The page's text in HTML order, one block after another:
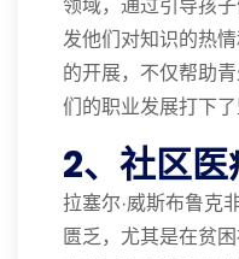
领域，通过引导孩
发他们对知识的热
的开展，不仅帮助
们的职业发展打下了
2、社区
拉塞尔·威斯布鲁克
匮乏，尤其是在贫